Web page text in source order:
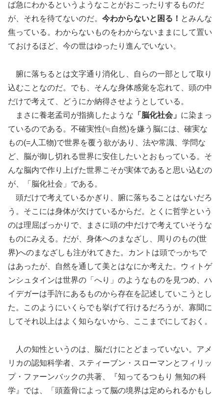
ば急にわかるというようなことがおこったりするものだ
が、それを待てないのだ。 今わからないと困る！ とみんな
焦っている。わからないものをわからないままにして置い
ておけるほど、今の世はゆったり進んでいない。
腑に落ちるとは文字通り消化し、自らの一部として取り
込むことなのだ。でも、そんな身体感覚を忘れて、頭の中
だけで考えて、どうにか納得させようとしている。
まさに養老孟司が指摘したような 「脳化社会」 に染まっ
ているのである。不確実性(≒自然)を嫌う脳には、確実な
もの(=人工物)で世界を覆う欲があり、法や常識、学問な
ど、脳が御し切れる世界に安住したいとおもっている。そ
んな脳内で作り上げた世界こそが実体であると思い込むの
が、「脳化社会」である。
頭だけで考えているかぎり、腑に落ちることはないだろ
う。そこには身体が欠けているからだ。とくに哲学という
のは理屈ばっかりで、まさに頭の中だけで考えていそうな
ものにみえる。だが、身体へのまなざし、周りのもの(世
界)へのまなざしも注がれてきた。カントは頭でっかちで
はあったが、自然を通して美とはなにか考えた。ウィトゲ
ンシュタインは世界の「へり」のようなものを見つめ、ハ
イデガーは手許にあるものから存在を記述していこうとし
た。このようにいくらでも挙げて行けるだろうが、寡聞に
してそれ以上はよく知らないから、ここまでにしておく。
人の知性というのは、脳だけにとどまっていない。アメ
リカの認知科学者、スティーブン・スローマンとフィリッ
プ・ファーンバックの共著、『知ってるつもり 無知の科
学』では、「頭蓋骨によって脳の境界は定められるかもし